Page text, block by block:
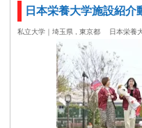
日本栄養大学施設紹介
私立大学｜埼玉県 , 東京都 日本栄養